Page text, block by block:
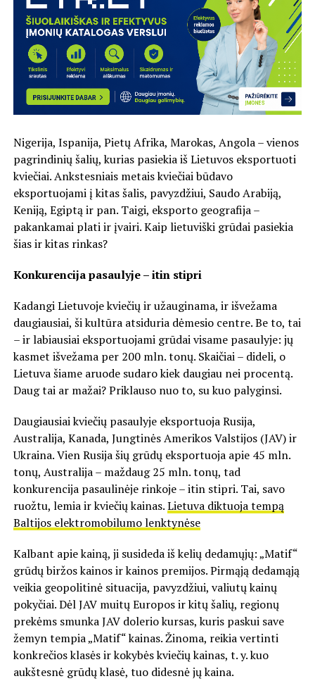
Nigerija, Ispanija, Pietų Afrika, Marokas, Angola – vienos
pagrindinių šalių, kurias pasiekia iš Lietuvos eksportuoti
kviečiai. Ankstesniais metais kviečiai būdavo
eksportuojami į kitas šalis, pavyzdžiui, Saudo Arabiją,
Keniją, Egiptą ir pan. Taigi, eksporto geografija –
pakankamai plati ir įvairi. Kaip lietuviški grūdai pasiekia
šias ir kitas rinkas?
Konkurencija pasaulyje – itin stipri
Kadangi Lietuvoje kviečių ir užauginama, ir išvežama
daugiausiai, ši kultūra atsiduria dėmesio centre. Be to, tai
– ir labiausiai eksportuojami grūdai visame pasaulyje: jų
kasmet išvežama per 200 mln. tonų. Skaičiai – dideli, o
Lietuva šiame aruode sudaro kiek daugiau nei procentą.
Daug tai ar mažai? Priklauso nuo to, su kuo palyginsi.
Daugiausiai kviečių pasaulyje eksportuoja Rusija,
Australija, Kanada, Jungtinės Amerikos Valstijos (JAV) ir
Ukraina. Vien Rusija šių grūdų eksportuoja apie 45 mln.
tonų, Australija – maždaug 25 mln. tonų, tad
konkurencija pasaulinėje rinkoje – itin stipri. Tai, savo
ruožtu, lemia ir kviečių kainas.Lietuva diktuoja tempą
Baltijos elektromobilumo lenktynėse
Kalbant apie kainą, ji susideda iš kelių dedamųjų: „Matif“
grūdų biržos kainos ir kainos premijos. Pirmąją dedamąją
veikia geopolitinė situacija, pavyzdžiui, valiutų kainų
pokyčiai. Dėl JAV muitų Europos ir kitų šalių, regionų
prekėms smunka JAV dolerio kursas, kuris paskui save
žemyn tempia „Matif“ kainas. Žinoma, reikia vertinti
konkrečios klasės ir kokybės kviečių kainas, t. y. kuo
aukštesnė grūdų klasė, tuo didesnė jų kaina.